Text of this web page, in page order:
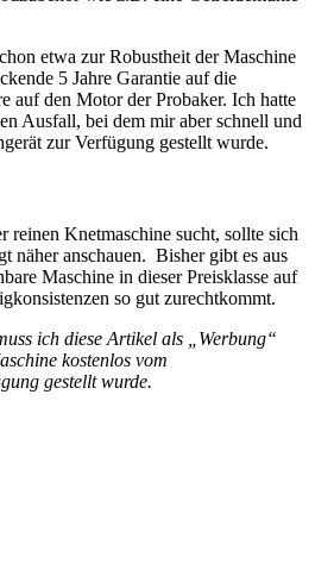
etwa zur Robustheit der Maschine
5 Jahre Garantie auf die
auf den Motor der Probaker. Ich hatte
Ausfall, bei dem mir aber schnell und
zur Verfügung gestellt wurde.
reinen Knetmaschine sucht, sollte sich
näher anschauen. Bisher gibt es aus
Maschine in dieser Preisklasse auf
so gut zurechtkommt.
ich diese Artikel als „Werbung“
kostenlos vom
gestellt wurde.